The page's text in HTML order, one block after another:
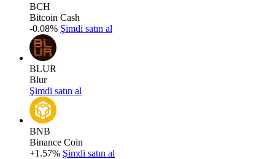
BCH
Bitcoin Cash
-0.08% Şimdi satın al
BLUR
Blur
Şimdi satın al
BNB
Binance Coin
+1.57% Şimdi satın al